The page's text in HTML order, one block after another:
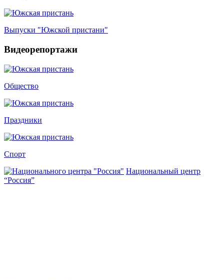
Выпуски "Южской пристани"
Видеорепортажи
Общество
Праздники
Спорт
Национальный центр
“Россия”